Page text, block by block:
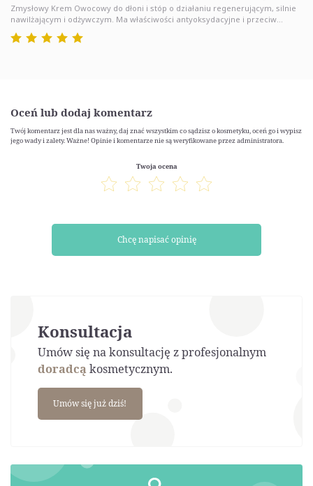
Zmysłowy Krem Owocowy do dłoni i stóp o działaniu regenerującym, silnie
nawilżającym i odżywczym. Ma właściwości antyoksydacyjne i przeciw...
Oceń lub dodaj komentarz
Twój komentarz jest dla nas ważny, daj znać wszystkim co sądzisz o kosmetyku, oceń go i wypisz
jego wady i zalety. Ważne! Opinie i komentarze nie są weryfikowane przez administratora.
Twoja ocena
Chcę napisać opinię
Konsultacja
Umów się na konsultację z profesjonalnym
doradcąkosmetycznym.
Umów się już dziś!